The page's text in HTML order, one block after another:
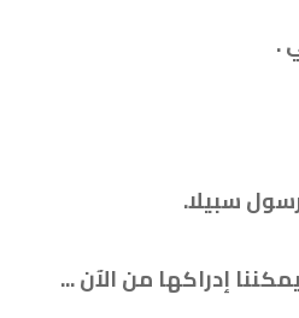
إدراكها من الآن ...